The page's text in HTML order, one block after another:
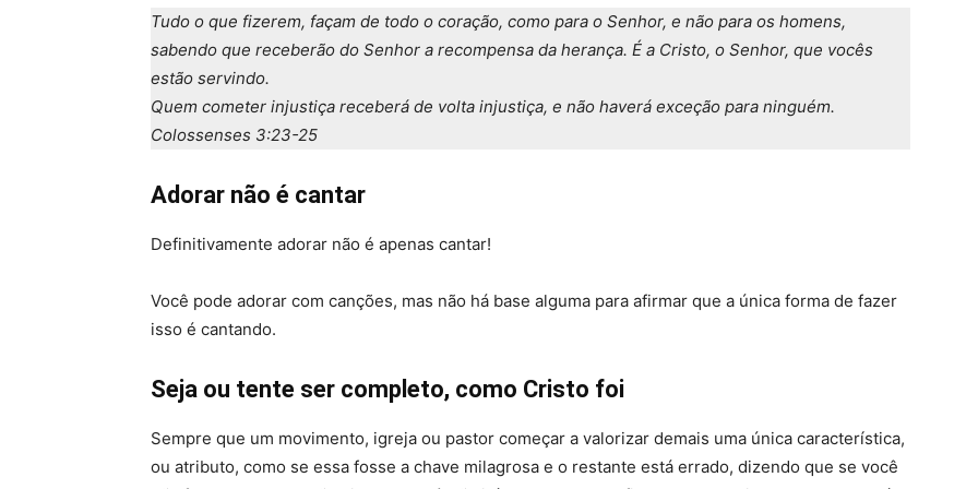
Tudo o que fizerem, façam de todo o coração, como para o Senhor, e não para os homens,
sabendo que receberão do Senhor a recompensa da herança. É a Cristo, o Senhor, que vocês
estão servindo.
Quem cometer injustiça receberá de volta injustiça, e não haverá exceção para ninguém.
Colossenses 3:23-25
Adorar não é cantar
Definitivamente adorar não é apenas cantar!
Você pode adorar com canções, mas não há base alguma para afirmar que a única forma de fazer
isso é cantando.
Seja ou tente ser completo, como Cristo foi
Sempre que um movimento, igreja ou pastor começar a valorizar demais uma única característica,
ou atributo, como se essa fosse a chave milagrosa e o restante está errado, dizendo que se você